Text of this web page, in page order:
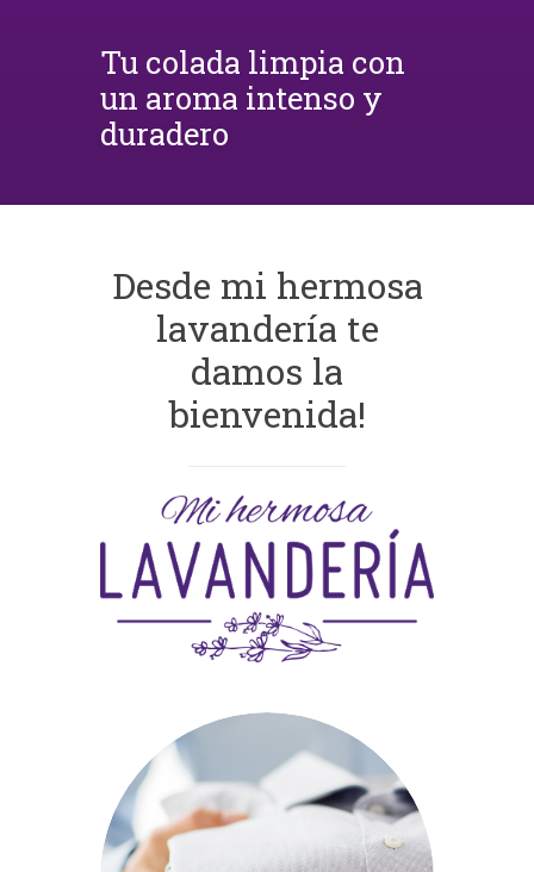
Tu colada limpia con
un aroma intenso y
duradero
Desde mi hermosa
lavandería te
damos la
bienvenida!